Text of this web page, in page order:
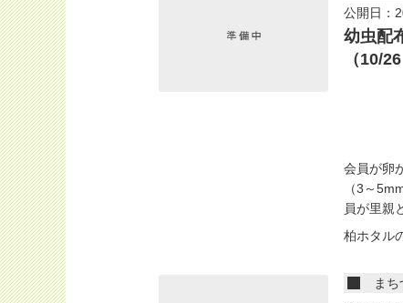
公開日：
幼虫配
（10/
会員が卵
（3～
員が里親
柏ホタル
まち